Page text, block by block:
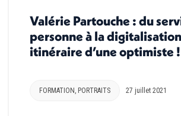
Valérie Partouche : du
personne à la
itinéraire d’une optimiste !
FORMATION , PORTRAITS 27 juillet 2021